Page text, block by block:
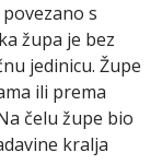
s
župa je bez
jedinicu. Župe
ili prema
čelu župe bio
kralja